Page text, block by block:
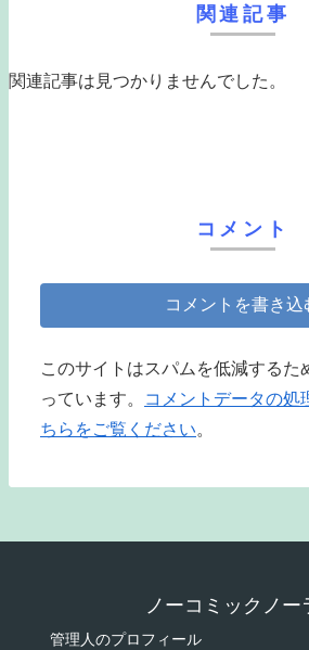
関連記事
関連記事は見つかりませんでした。
コメント
コメントを書き込
このサイトはスパムを低減するた
っています。
コメントデータの処
ちらをご覧ください。
ノーコミックノー
管理人のプロフィール